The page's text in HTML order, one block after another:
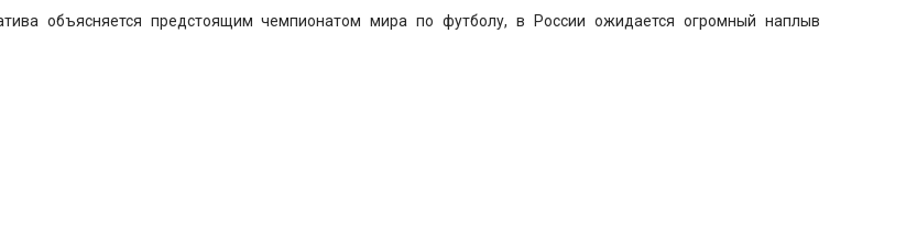
объясняется предстоящим чемпионатом мира по футболу, в России ожидается огромный наплыв